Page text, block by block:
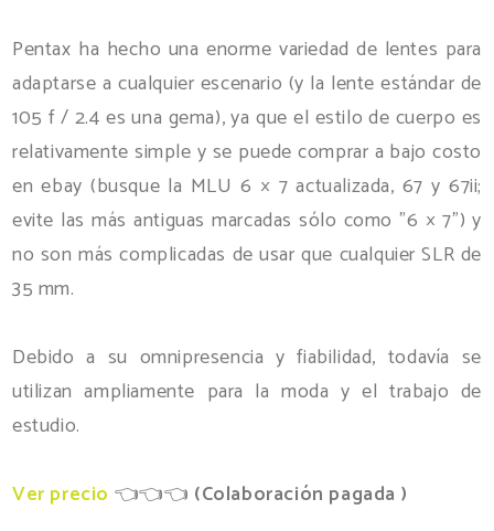
Pentax ha hecho una enorme variedad de lentes para
adaptarse a cualquier escenario (y la lente estándar de
105 f / 2.4 es una gema), ya que el estilo de cuerpo es
relativamente simple y se puede comprar a bajo costo
en ebay (busque la MLU 6 × 7 actualizada, 67 y 67ii;
evite las más antiguas marcadas sólo como "6 × 7") y
no son más complicadas de usar que cualquier SLR de
35 mm.
Debido a su omnipresencia y fiabilidad, todavía se
utilizan ampliamente para la moda y el trabajo de
estudio.
Ver precio 👈👈👈 (Colaboración pagada )